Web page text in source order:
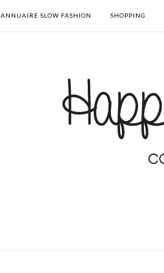
ANNUAIRE SLOW FASHION SHOPPING